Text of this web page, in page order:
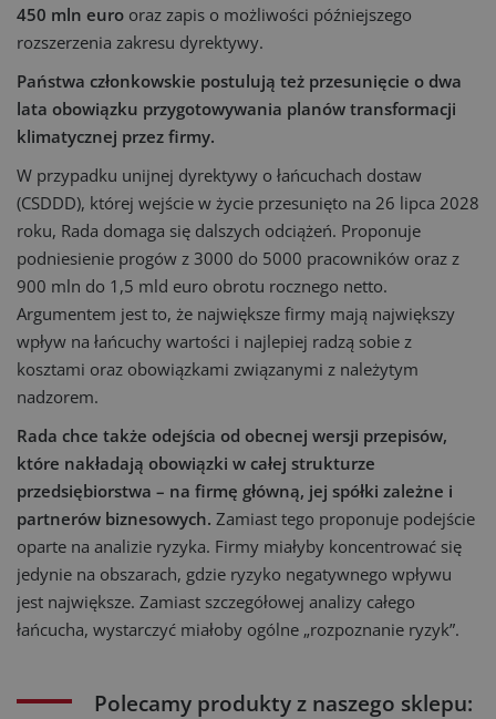
450 mln euro oraz zapis o możliwości późniejszego
rozszerzenia zakresu dyrektywy.
Państwa członkowskie postulują też przesunięcie o dwa
lata obowiązku przygotowywania planów transformacji
klimatycznej przez firmy.
W przypadku unijnej dyrektywy o łańcuchach dostaw
(CSDDD), której wejście w życie przesunięto na 26 lipca 2028
roku, Rada domaga się dalszych odciążeń. Proponuje
podniesienie progów z 3000 do 5000 pracowników oraz z
900 mln do 1,5 mld euro obrotu rocznego netto.
Argumentem jest to, że największe firmy mają największy
wpływ na łańcuchy wartości i najlepiej radzą sobie z
kosztami oraz obowiązkami związanymi z należytym
nadzorem.
Rada chce także odejścia od obecnej wersji przepisów,
które nakładają obowiązki w całej strukturze
przedsiębiorstwa – na firmę główną, jej spółki zależne i
partnerów biznesowych. Zamiast tego proponuje podejście
oparte na analizie ryzyka. Firmy miałyby koncentrować się
jedynie na obszarach, gdzie ryzyko negatywnego wpływu
jest największe. Zamiast szczegółowej analizy całego
łańcucha, wystarczyć miałoby ogólne „rozpoznanie ryzyk”.
Polecamy produkty z naszego sklepu: